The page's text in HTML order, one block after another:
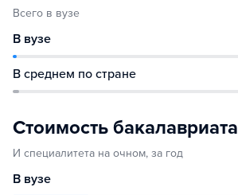
Всего в вузе
В вузе
В среднем по стране
Стоимость бакалавриата
И специалитета на очном, за год
В вузе